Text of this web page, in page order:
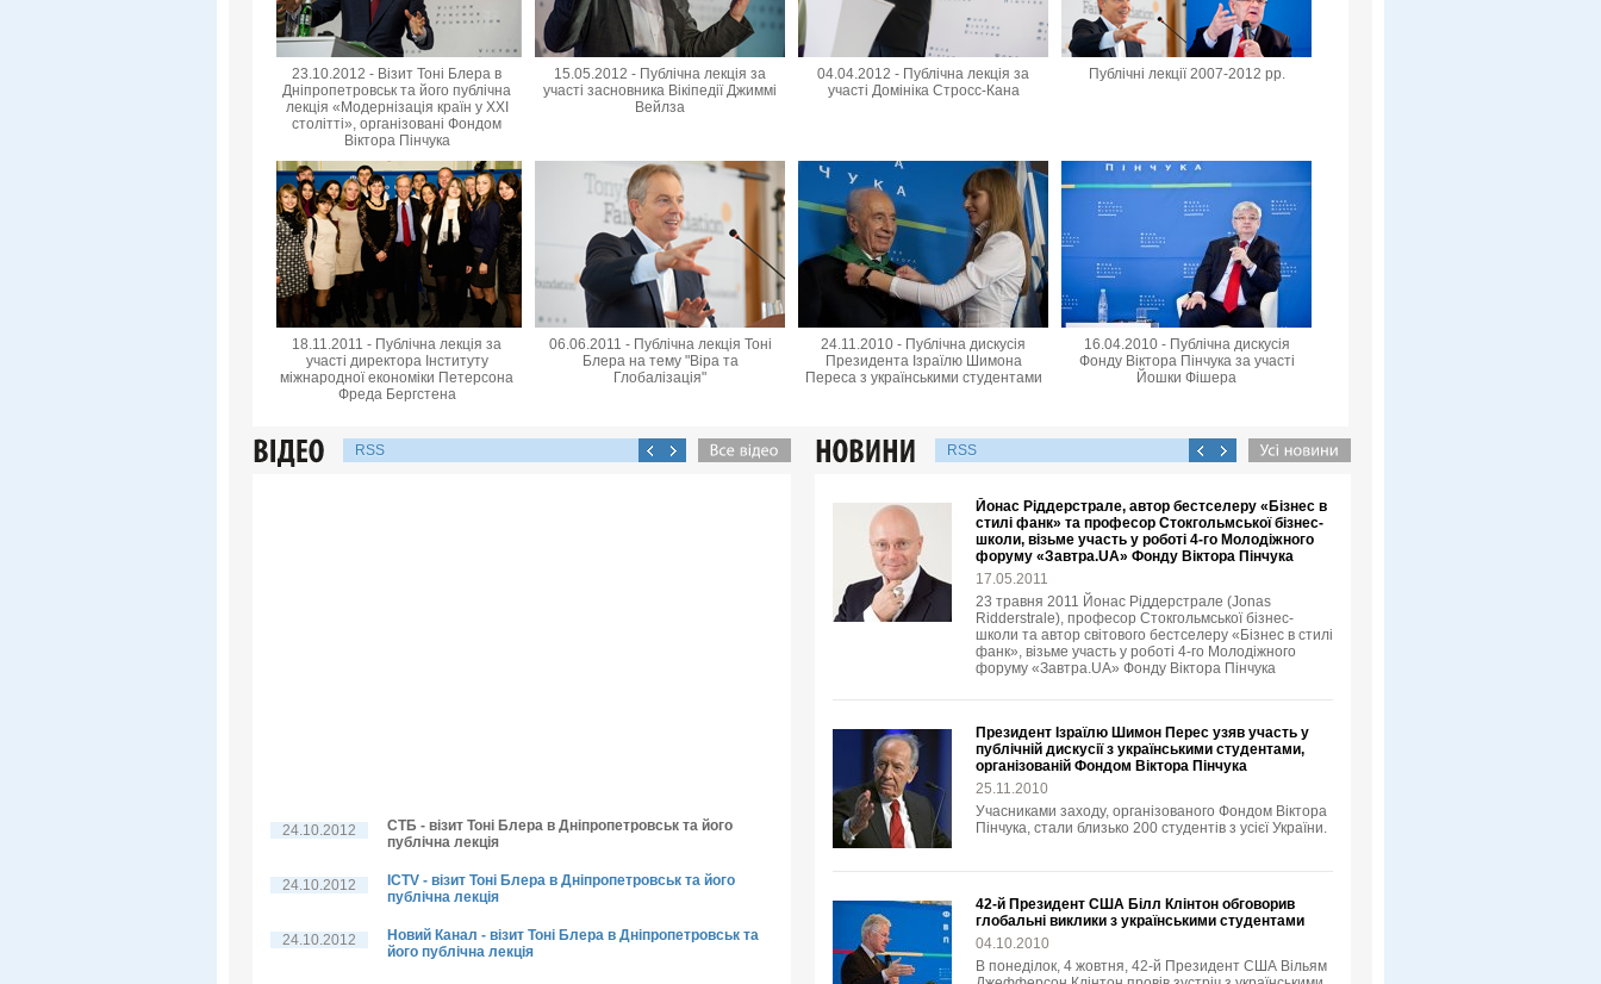
23.10.2012 - Візит Тоні Блера в
Дніпропетровськ та його публічна
лекція «Модернізація країн у XXI
столітті», організовані Фондом
Віктора Пінчука
15.05.2012 - Публічна лекція за
участі засновника Вікіпедії Джиммі
Вейлза
04.04.2012 - Публічна лекція за
участі Домініка Стросс-Кана
Публічні лекції 2007-2012 рр.
18.11.2011 - Публічна лекція за
участі директора Інституту
міжнародної економіки Петерсона
Фреда Бергстена
06.06.2011 - Публічна лекція Тоні
Блера на тему "Віра та
Глобалізація"
24.11.2010 - Публічна дискусія
Президента Ізраїлю Шимона
Переса з українськими студентами
16.04.2010 - Публічна дискусія
Фонду Віктора Пінчука за участі
Йошки Фішера
RSS
24.10.2012
СТБ - візит Тоні Блера в Дніпропетровськ та його
публічна лекція
24.10.2012
ICTV - візит Тоні Блера в Дніпропетровськ та його
публічна лекція
24.10.2012
Новий Канал - візит Тоні Блера в Дніпропетровськ та
його публічна лекція
RSS
Йонас Ріддерстрале, автор бестселеру «Бізнес в
стилі фанк» та професор Стокгольмської бізнес-
школи, візьме участь у роботі 4-го Молодіжного
форуму «Завтра.UA» Фонду Віктора Пінчука
17.05.2011
23 травня 2011 Йонас Ріддерстрале (Jonas
Ridderstrale), професор Стокгольмської бізнес-
школи та автор світового бестселеру «Бізнес в стилі
фанк», візьме участь у роботі 4-го Молодіжного
форуму «Завтра.UA» Фонду Віктора Пінчука
Президент Ізраїлю Шимон Перес узяв участь у
публічній дискусії з українськими студентами,
організованій Фондом Віктора Пінчука
25.11.2010
Учасниками заходу, організованого Фондом Віктора
Пінчука, стали близько 200 студентів з усієї України.
42-й Президент США Білл Клінтон обговорив
глобальні виклики з українськими студентами
04.10.2010
В понеділок, 4 жовтня, 42-й Президент США Вільям